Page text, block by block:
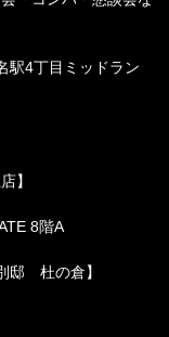
駅4丁目ミッドラン
】
8階A
邸 杜の倉】